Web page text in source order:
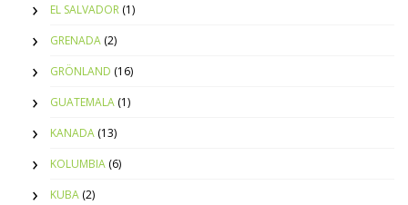
EL SALVADOR (1)
GRENADA (2)
GRÖNLAND (16)
GUATEMALA (1)
KANADA (13)
KOLUMBIA (6)
KUBA (2)